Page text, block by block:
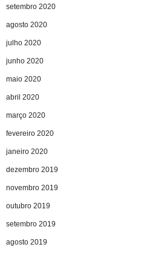
setembro 2020
agosto 2020
julho 2020
junho 2020
maio 2020
abril 2020
março 2020
fevereiro 2020
janeiro 2020
dezembro 2019
novembro 2019
outubro 2019
setembro 2019
agosto 2019